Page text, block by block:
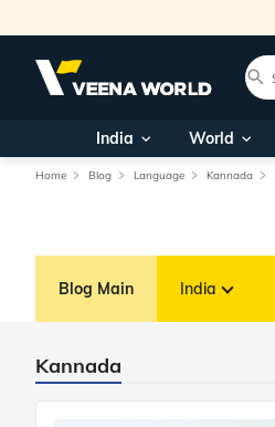
India World
Home Blog Language Kannada
Blog Main India
Kannada